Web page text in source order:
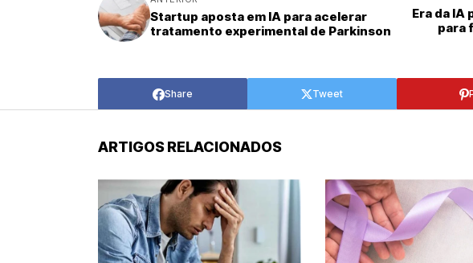
Startup aposta em IA para acelerar
tratamento experimental de Parkinson
Era da IA
para
Share Tweet
ARTIGOS RELACIONADOS